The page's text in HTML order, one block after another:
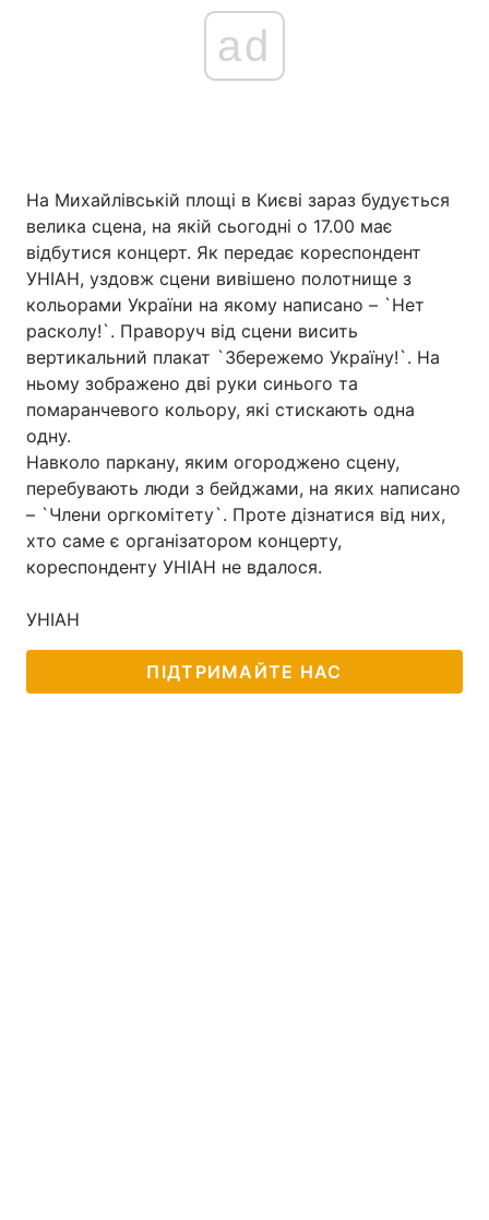
ad
На Михайлівській площі в Києві зараз будується
велика сцена, на якій сьогодні о 17.00 має
відбутися концерт. Як передає кореспондент
УНІАН, уздовж сцени вивішено полотнище з
кольорами України на якому написано – `Нет
расколу!`. Праворуч від сцени висить
вертикальний плакат `Збережемо Україну!`. На
ньому зображено дві руки синього та
помаранчевого кольору, які стискають одна
одну.
Навколо паркану, яким огороджено сцену,
перебувають люди з бейджами, на яких написано
– `Члени оргкомітету`. Проте дізнатися від них,
хто саме є організатором концерту,
кореспонденту УНІАН не вдалося.
УНІАН
ПІДТРИМАЙТЕ НАС